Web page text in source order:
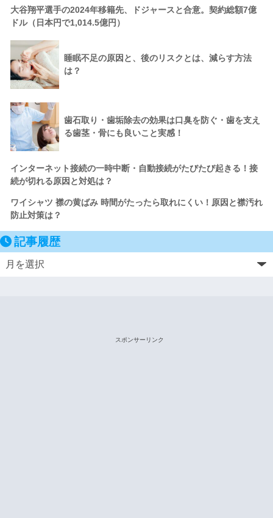
大谷翔平選手の2024年移籍先、ドジャースと合意。契約総額7億
ドル（日本円で1,014.5億円）
睡眠不足の原因と、後のリスクとは、減らす方法
は？
歯石取り・歯垢除去の効果は口臭を防ぐ・歯を支え
る歯茎・骨にも良いこと実感！
インターネット接続の一時中断・自動接続がたびたび起きる！接
続が切れる原因と対処は？
ワイシャツ 襟の黄ばみ 時間がたったら取れにくい！原因と襟汚れ
防止対策は？
記事履歴
スポンサーリンク